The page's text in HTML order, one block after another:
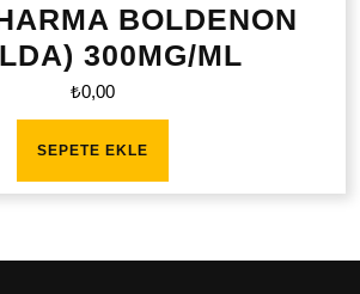
BOLDENON
300MG/ML
₺0,00
SEPETE EKLE